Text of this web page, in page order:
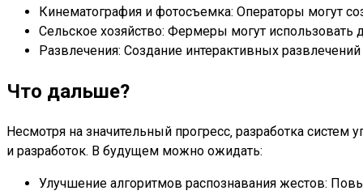
Кинематография и фотосъемка: Операторы могут
Сельское хозяйство: Фермеры могут использовать
Развлечения: Создание интерактивных
Что дальше?
Несмотря на значительный прогресс‚ разработка
и разработок. В будущем можно ожидать:
Улучшение алгоритмов распознавания жестов: